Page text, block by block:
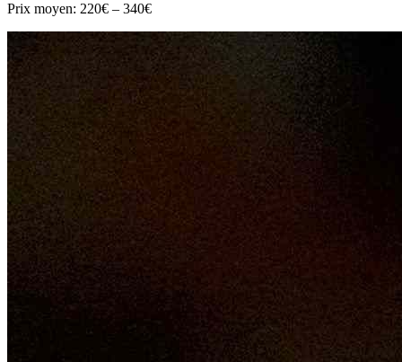
Prix moyen: 220€ – 340€